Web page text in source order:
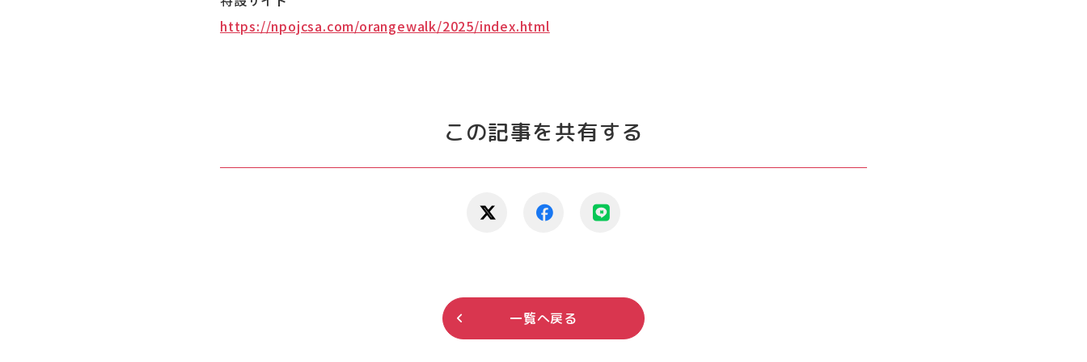
https://npojcsa.com/orangewalk/2025/index.html
この記事を共有する
一覧へ戻る